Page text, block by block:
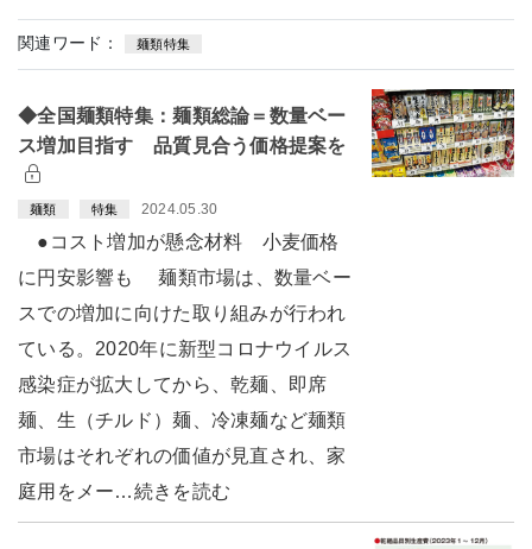
関連ワード： 麺類特集
◆全国麺類特集：麺類総論＝数量ベー
ス増加目指す 品質見合う価格提案を
麺類 特集 2024.05.30
●コスト増加が懸念材料 小麦価格
に円安影響も 麺類市場は、数量ベー
スでの増加に向けた取り組みが行われ
ている。2020年に新型コロナウイルス
感染症が拡大してから、乾麺、即席
麺、生（チルド）麺、冷凍麺など麺類
市場はそれぞれの価値が見直され、家
庭用をメー…続きを読む